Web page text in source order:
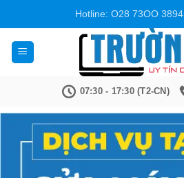
nội
dung
Hotline: O28 73OO 3894
07:30 - 17:30 (T2-CN)